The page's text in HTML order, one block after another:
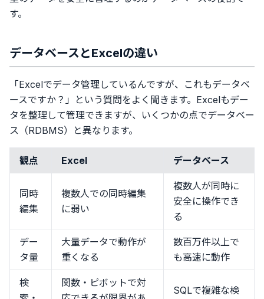
す。
データベースとExcelの違い
「Excelでデータ管理しているんですが、これもデータベ
ースですか？」という質問をよく聞きます。Excelもデー
タを整理して管理できますが、いくつかの点でデータベー
ス（RDBMS）と異なります。
観点 Excel データベース
同時
編集
複数人での同時編集
に弱い
複数人が同時に
安全に操作でき
る
デー
タ量
大量データで動作が
重くなる
数百万件以上で
も高速に動作
検
関数・ピボットで対
SQLで複雑な検